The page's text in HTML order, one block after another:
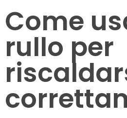
Come
rullo per